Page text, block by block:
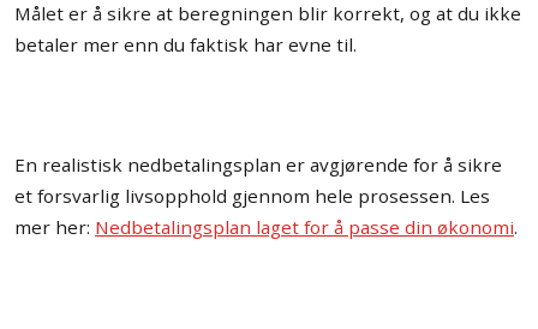
Målet er å sikre at beregningen blir korrekt, og at du ikke
betaler mer enn du faktisk har evne til.
En realistisk nedbetalingsplan er avgjørende for å sikre
et forsvarlig livsopphold gjennom hele prosessen. Les
mer her: Nedbetalingsplan laget for å passe din økonomi.